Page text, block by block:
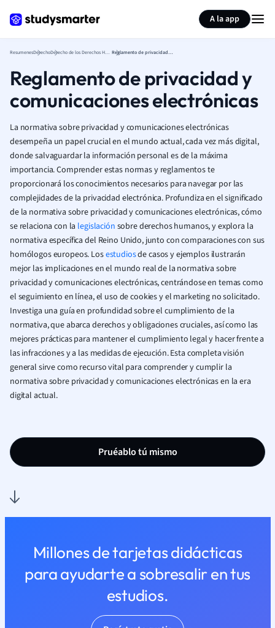
A la app
ResumenesDerecho Derecho de los Derechos Humanos Reglamento de privacidad y comunicaciones electrónicas
Reglamento de privacidad y
comunicaciones electrónicas
La normativa sobre privacidad y comunicaciones electrónicas
desempeña un papel crucial en el mundo actual, cada vez más digital,
donde salvaguardar la información personal es de la máxima
importancia. Comprender estas normas y reglamentos te
proporcionará los conocimientos necesarios para navegar por las
complejidades de la privacidad electrónica. Profundiza en el significado
de la normativa sobre privacidad y comunicaciones electrónicas, cómo
se relaciona con la legislación sobre derechos humanos, y explora la
normativa específica del Reino Unido, junto con comparaciones con sus
homólogos europeos. Losestudiosde casos y ejemplos ilustrarán
mejor las implicaciones en el mundo real de la normativa sobre
privacidad y comunicaciones electrónicas, centrándose en temas como
el seguimiento en línea, el uso de cookies y el marketing no solicitado.
Investiga una guía en profundidad sobre el cumplimiento de la
normativa, que abarca derechos y obligaciones cruciales, así como las
mejores prácticas para mantener el cumplimiento legal y hacer frente a
las infracciones y a las medidas de ejecución. Esta completa visión
general sirve como recurso vital para comprender y cumplir la
normativa sobre privacidad y comunicaciones electrónicas en la era
digital actual.
Pruéablo tú mismo
Millones de tarjetas didácticas
para ayudarte a sobresalir en tus
estudios.
Resumir página